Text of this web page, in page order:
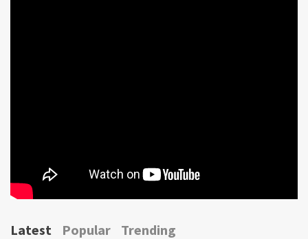
Latest Popular Trending